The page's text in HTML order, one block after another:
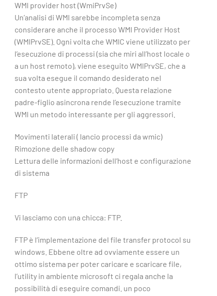
WMI provider host (WmiPrvSe)
Un’analisi di WMI sarebbe incompleta senza
considerare anche il processo WMI Provider Host
(WMIPrvSE). Ogni volta che WMIC viene utilizzato per
l’esecuzione di processi (sia che miri all’host locale o
a un host remoto), viene eseguito WMIPrvSE, che a
sua volta esegue il comando desiderato nel
contesto utente appropriato. Questa relazione
padre-figlio asincrona rende l’esecuzione tramite
WMI un metodo interessante per gli aggressori.
Movimenti laterali ( lancio processi da wmic)
Rimozione delle shadow copy
Lettura delle informazioni dell’host e configurazione
di sistema
FTP
Vi lasciamo con una chicca: FTP.
FTP è l’implementazione del file transfer protocol su
windows. Ebbene oltre ad ovviamente essere un
ottimo sistema per poter caricare e scaricare file,
l’utility in ambiente microsoft ci regala anche la
possibilità di eseguire comandi. un poco